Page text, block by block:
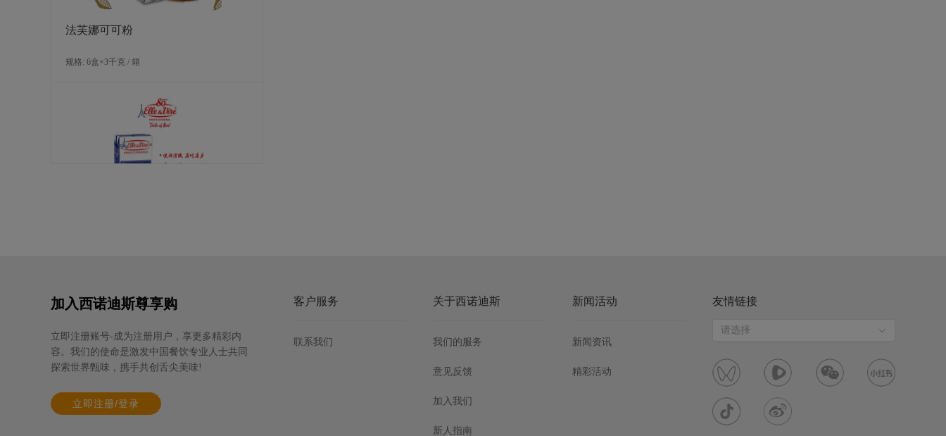
法芙娜可可粉
规格: 6盒×3千克 / 箱
加入西诺迪斯尊享购
立即注册账号-成为注册用户，享更多精彩内
容。我们的使命是激发中国餐饮专业人士共同
探索世界甄味，携手共创舌尖美味!
立即注册/登录
客户服务
联系我们
关于西诺迪斯
我们的服务
意见反馈
加入我们
新人指南
新闻活动
新闻资讯
精彩活动
友情链接
请选择